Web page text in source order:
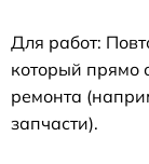
Для работ:
который прямо
ремонта
запчасти).